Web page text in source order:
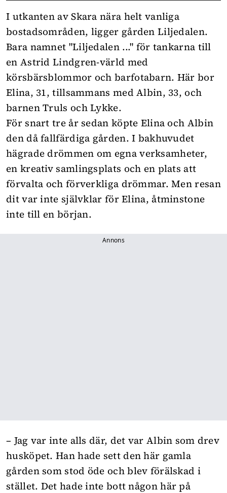
I utkanten av Skara nära helt vanliga
bostadsområden, ligger gården Liljedalen.
Bara namnet "Liljedalen ..." för tankarna till
en Astrid Lindgren-värld med
körsbärsblommor och barfotabarn. Här bor
Elina, 31, tillsammans med Albin, 33, och
barnen Truls och Lykke.
För snart tre år sedan köpte Elina och Albin
den då fallfärdiga gården. I bakhuvudet
hägrade drömmen om egna verksamheter,
en kreativ samlingsplats och en plats att
förvalta och förverkliga drömmar. Men resan
dit var inte självklar för Elina, åtminstone
inte till en början.
Annons
– Jag var inte alls där, det var Albin som drev
husköpet. Han hade sett den här gamla
gården som stod öde och blev förälskad i
stället. Det hade inte bott någon här på